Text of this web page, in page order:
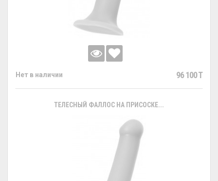
Нет в наличии 96 100 T
ТЕЛЕСНЫЙ ФАЛЛОС НА ПРИСОСКЕ...